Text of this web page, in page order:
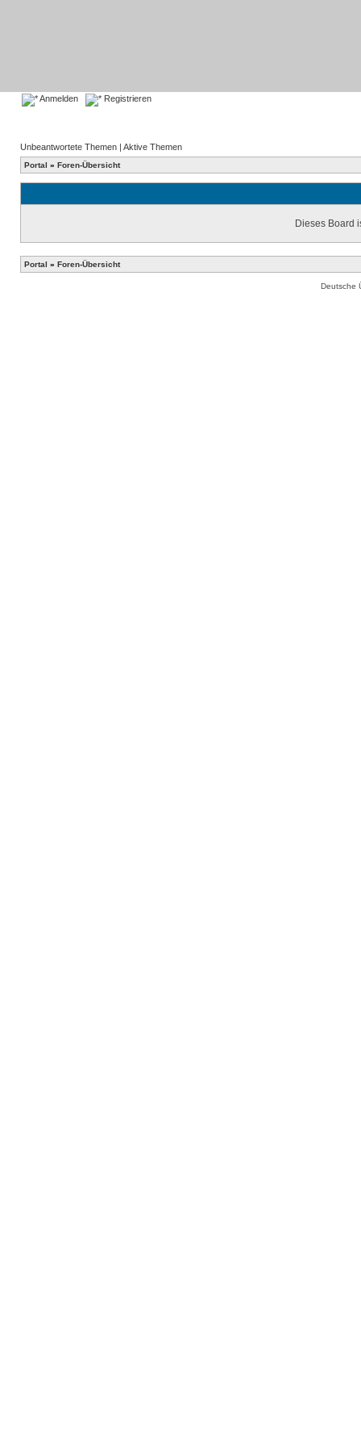
Anmelden Registrieren
Unbeantwortete Themen | Aktive Themen
Portal » Foren-Übersicht
Dieses Board
Portal » Foren-Übersicht
Deutsche